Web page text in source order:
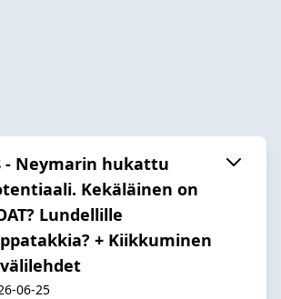
- Neymarin hukattu
Kekäläinen on
Lundellille
+ Kiikkuminen
06-25